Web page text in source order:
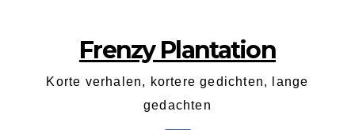
Frenzy Plantation
Korte verhalen, kortere gedichten, lange
gedachten